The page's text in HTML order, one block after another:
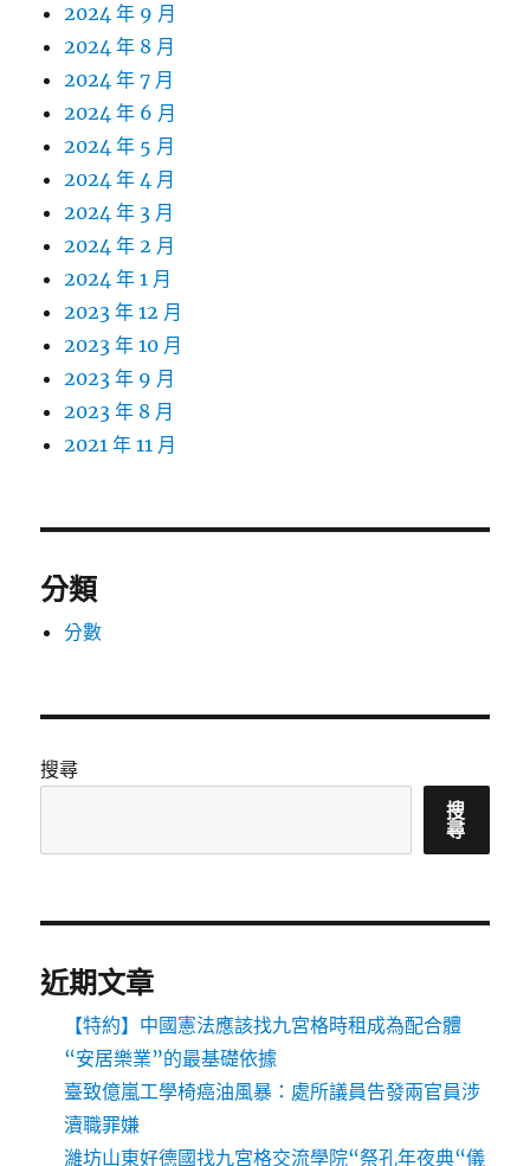
2024 年 9 月
2024 年 8 月
2024 年 7 月
2024 年 6 月
2024 年 5 月
2024 年 4 月
2024 年 3 月
2024 年 2 月
2024 年 1 月
2023 年 12 月
2023 年 10 月
2023 年 9 月
2023 年 8 月
2021 年 11 月
分類
分數
搜尋
搜
尋
近期文章
【特約】中國憲法應該找九宮格時租成為配合體
“安居樂業”的最基礎依據
臺致億嵐工學椅癌油風暴：處所議員告發兩官員涉
瀆職罪嫌
濰坊山東好德國找九宮格交流學院“祭孔年夜典“儀